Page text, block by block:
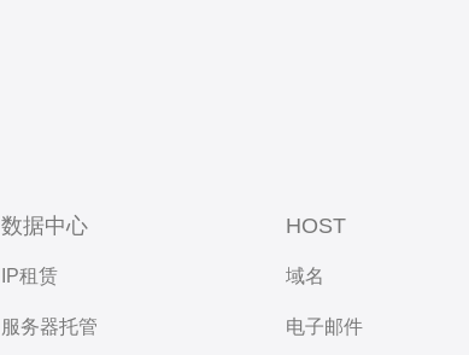
数据中心
IP租赁
服务器托管
HOST
域名
电子邮件